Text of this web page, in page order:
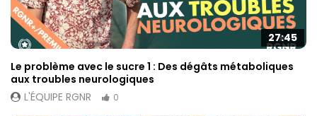
27:45
Le problème avec le sucre 1 : Des dégâts métaboliques
aux troubles neurologiques
L'ÉQUIPE RGNR
0